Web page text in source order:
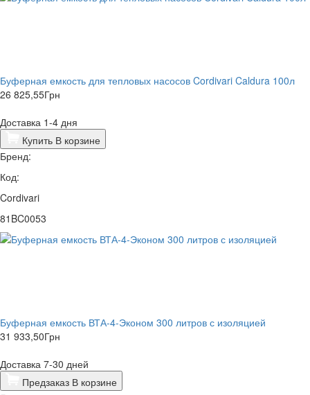
Буферная емкость для тепловых насосов Cordivari Caldura 100л
26 825,55Грн
Доставка 1-4 дня
Купить В корзине
Бренд:
Код:
Cordivari
81BC0053
Буферная емкость ВТА-4-Эконом 300 литров с изоляцией
31 933,50Грн
Доставка 7-30 дней
Предзаказ В корзине